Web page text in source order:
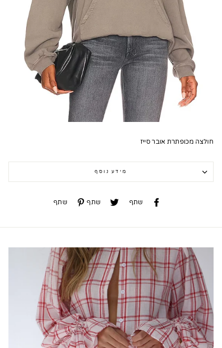
חולצה מכופתרת אובר סייז
מידע נוסף
שתף שתף שתף שתף שתף